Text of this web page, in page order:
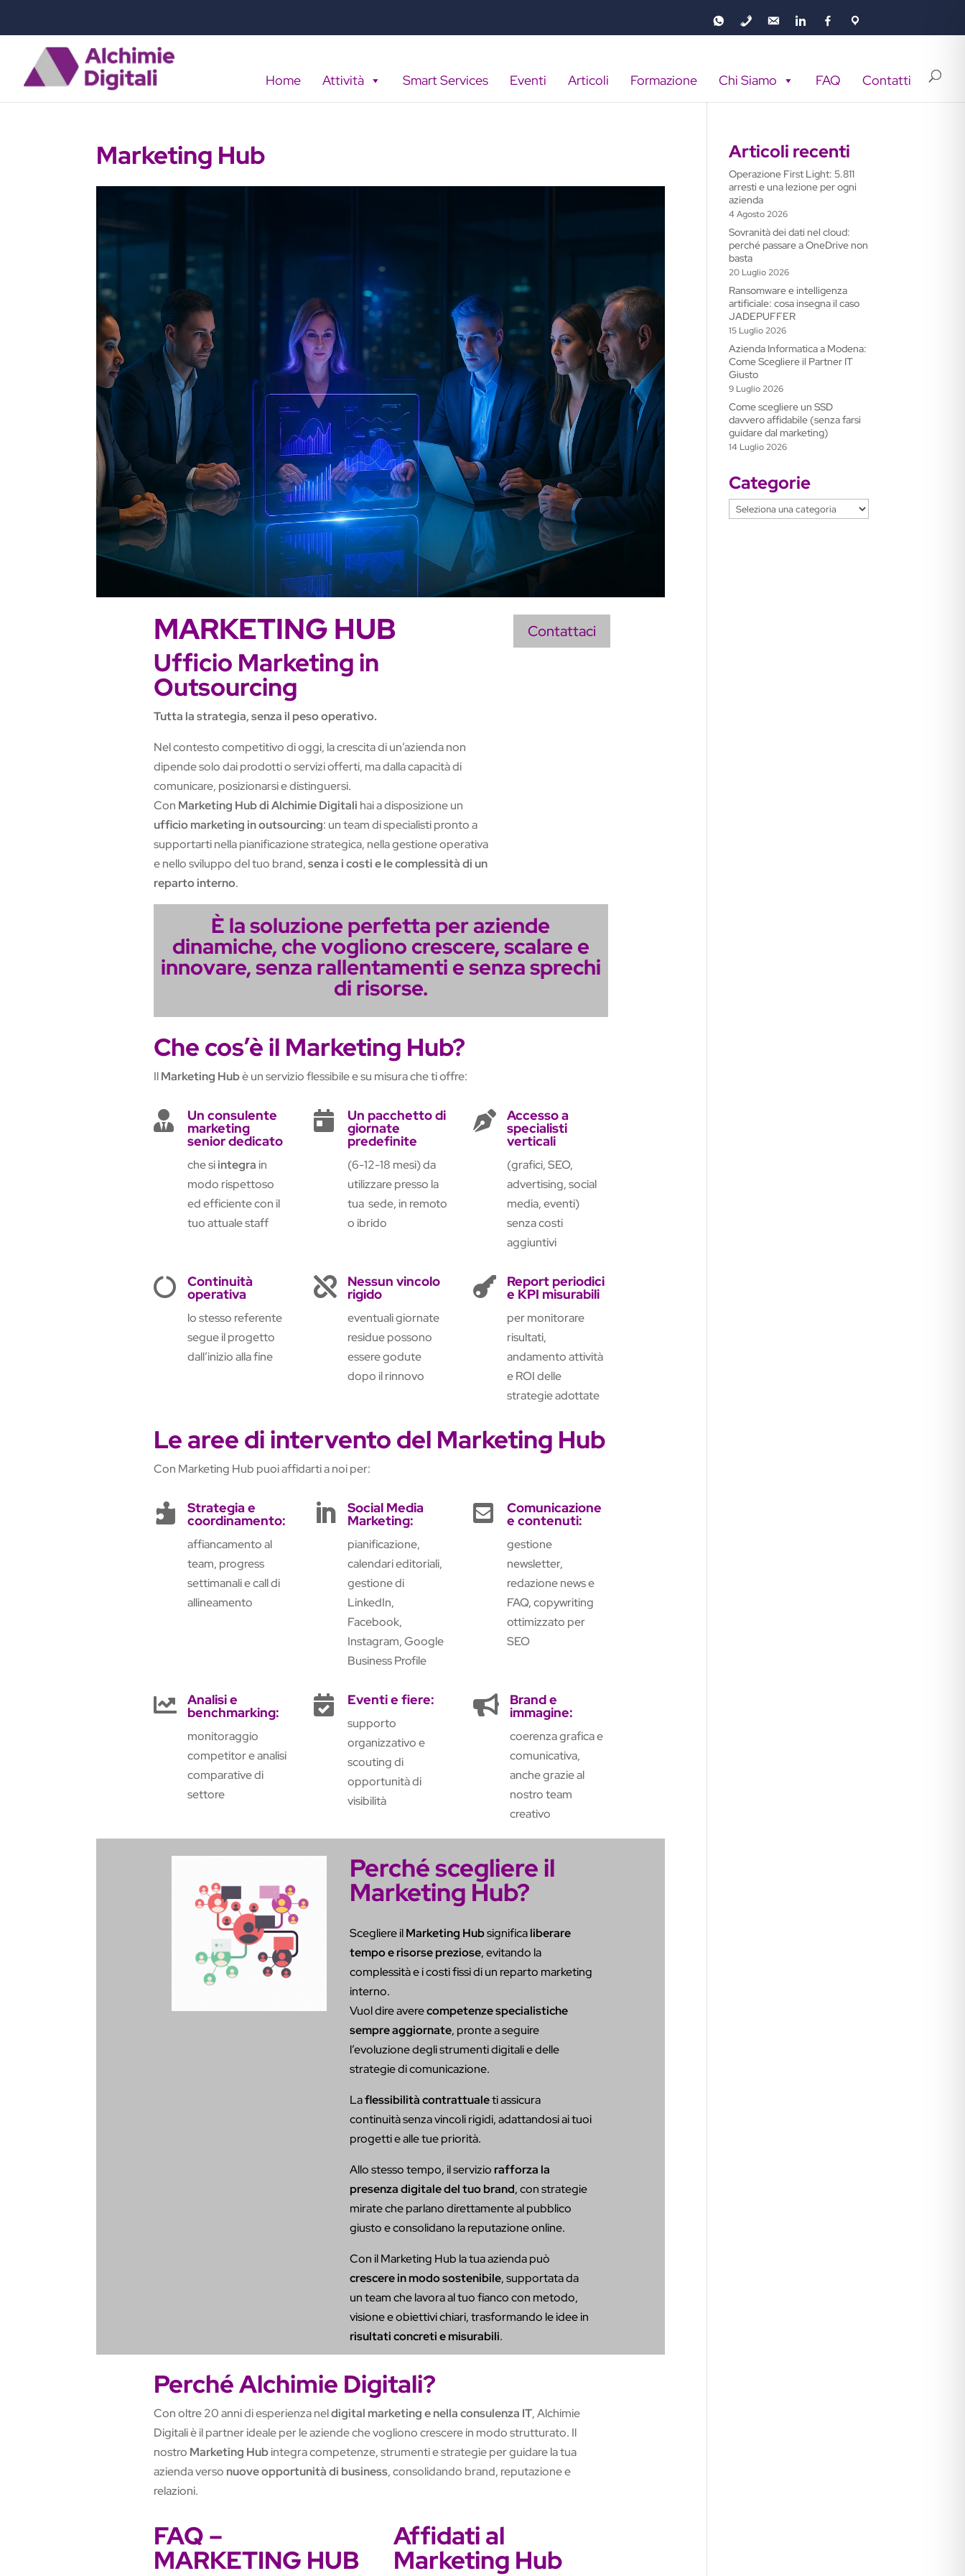
Home Attività Smart Services Eventi Articoli Formazione Chi Siamo FAQ Contatti
Marketing Hub
MARKETING HUB
Ufficio Marketing in
Outsourcing
Tutta la strategia, senza il peso operativo.
Nel contesto competitivo di oggi, la crescita di un’azienda non
dipende solo dai prodotti o servizi offerti, ma dalla capacità di
comunicare, posizionarsi e distinguersi.
Con Marketing Hub di Alchimie Digitali hai a disposizione un
ufficio marketing in outsourcing: un team di specialisti pronto a
supportarti nella pianificazione strategica, nella gestione operativa
e nello sviluppo del tuo brand,senza i costi e le complessità di un
reparto interno.
Contattaci
È la soluzione perfetta per aziende
dinamiche, che vogliono crescere, scalare e
innovare, senza rallentamenti e senza sprechi
di risorse.
Che cos’è il Marketing Hub?
IlMarketing Hubè un servizio flessibile e su misura che ti offre:
 Un consulente
marketing
senior dedicato
che siintegra in
modo rispettoso
ed efficiente con il
tuo attuale staff
 Un pacchetto di
giornate
predefinite
(6-12-18 mesi) da
utilizzare presso la
tua sede, in remoto
o ibrido
 Accesso a
specialisti
verticali
(grafici, SEO,
advertising, social
media, eventi)
senza costi
aggiuntivi
 Continuità
operativa
lo stesso referente
segue il progetto
dall’inizio alla fine
 Nessun vincolo
rigido
eventuali giornate
residue possono
essere godute
dopo il rinnovo
 Report periodici
e KPI misurabili
per monitorare
risultati,
andamento attività
e ROI delle
strategie adottate
Le aree di intervento del Marketing Hub
Con Marketing Hub puoi affidarti a noi per:
 Strategia e
coordinamento:
affiancamento al
team, progress
settimanali e call di
allineamento
 Social Media
Marketing:
pianificazione,
calendari editoriali,
gestione di
LinkedIn,
Facebook,
Instagram, Google
Business Profile
 Comunicazione
e contenuti:
gestione
newsletter,
redazione news e
FAQ, copywriting
ottimizzato per
SEO
 Analisi e
benchmarking:
monitoraggio
competitor e analisi
comparative di
settore
 Eventi e fiere:
supporto
organizzativo e
scouting di
opportunità di
visibilità
 Brand e
immagine:
coerenza grafica e
comunicativa,
anche grazie al
nostro team
creativo
Perché scegliere il
Marketing Hub?
Scegliere ilMarketing Hubsignificaliberare
tempo e risorse preziose, evitando la
complessità e i costi fissi di un reparto marketing
interno.
Vuol dire averecompetenze specialistiche
sempre aggiornate, pronte a seguire
l’evoluzione degli strumenti digitali e delle
strategie di comunicazione.
Laflessibilità contrattualeti assicura
continuità senza vincoli rigidi, adattandosi ai tuoi
progetti e alle tue priorità.
Allo stesso tempo, il servizio rafforza la
presenza digitale del tuo brand, con strategie
mirate che parlano direttamente al pubblico
giusto e consolidano la reputazione online.
Con il Marketing Hub la tua azienda può
crescere in modo sostenibile, supportata da
un team che lavora al tuo fianco con metodo,
visione e obiettivi chiari, trasformando le idee in
risultati concreti e misurabili.
Perché Alchimie Digitali?
Con oltre 20 anni di esperienza neldigital marketing e nella consulenza IT, Alchimie
Digitali è il partner ideale per le aziende che vogliono crescere in modo strutturato. Il
nostro Marketing Hubintegra competenze, strumenti e strategie per guidare la tua
azienda verso nuove opportunità di business, consolidando brand, reputazione e
relazioni.
FAQ –
MARKETING HUB
Affidati al
Marketing Hub
Articoli recenti
Operazione First Light: 5.811
arresti e una lezione per ogni
azienda
4 Agosto 2026
Sovranità dei dati nel cloud:
perché passare a OneDrive non
basta
20 Luglio 2026
Ransomware e intelligenza
artificiale: cosa insegna il caso
JADEPUFFER
15 Luglio 2026
Azienda Informatica a Modena:
Come Scegliere il Partner IT
Giusto
9 Luglio 2026
Come scegliere un SSD
davvero affidabile (senza farsi
guidare dal marketing)
14 Luglio 2026
Categorie
Categorie